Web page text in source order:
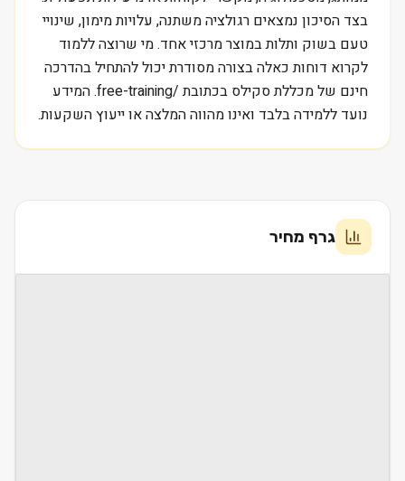
בצד הסיכון נמצאים רגולציה משתנה, עלויות מימון, שינויי
טעם בשוק ותלות במוצר מרכזי אחד. מי שרוצה ללמוד
לקרוא דוחות כאלה בצורה מסודרת יכול להתחיל בהדרכה
חינם של מכללת סקילס בכתובת /free-training. המידע
נועד ללמידה בלבד ואינו מהווה המלצה או ייעוץ השקעות.
גרף מחיר